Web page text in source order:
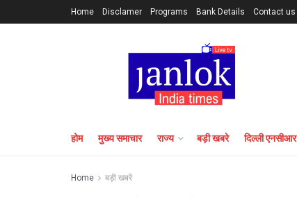
Home Disclamer Programs Bank Details Contact us
होम मुख्य समाचार राज्य बड़ी खबरे दिल्ली एनसीआर
Home बड़ी खबरें